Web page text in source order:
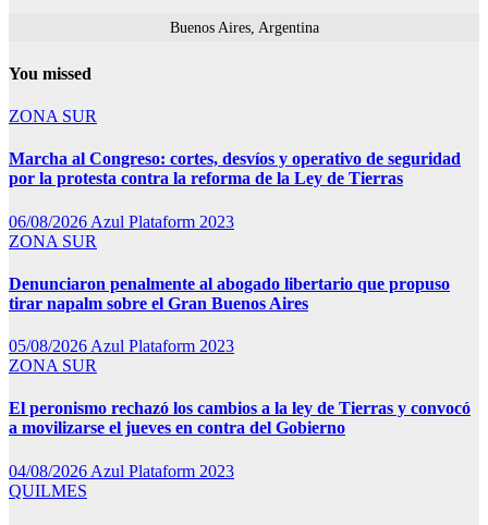
Buenos Aires, Argentina
You missed
ZONA SUR
Marcha al Congreso: cortes, desvíos y operativo de seguridad
por la protesta contra la reforma de la Ley de Tierras
06/08/2026 Azul Plataform 2023
ZONA SUR
Denunciaron penalmente al abogado libertario que propuso
tirar napalm sobre el Gran Buenos Aires
05/08/2026 Azul Plataform 2023
ZONA SUR
El peronismo rechazó los cambios a la ley de Tierras y convocó
a movilizarse el jueves en contra del Gobierno
04/08/2026 Azul Plataform 2023
QUILMES